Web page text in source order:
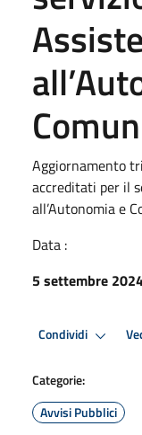
Aggiornamento
accreditati per il
all’Autonomia e
Data :
5 settembre
Condividi
Categorie:
Avvisi Pubblici